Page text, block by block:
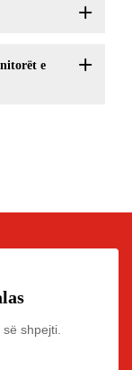
e
shpejti.